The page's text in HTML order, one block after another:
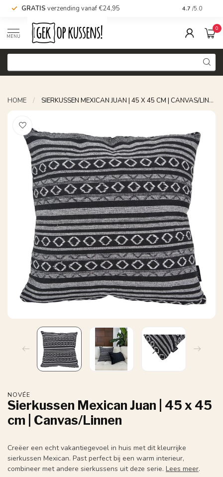
GRATIS verzending vanaf €24,95 Voor 16.00
4.7 /5.0
MENU
0
HOME / SIERKUSSEN MEXICAN JUAN | 45 X 45 CM | CANVAS/LINNEN
NOVÉE
Sierkussen Mexican Juan | 45 x 45
cm | Canvas/Linnen
Creëer een echt vakantiegevoel in huis met dit kleurrijke
sierkussen Mexican. Past perfect bij een warm interieur,
combineer met andere sierkussens uit deze serie. Lees meer.